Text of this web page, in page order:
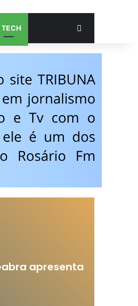
TECH
apresenta